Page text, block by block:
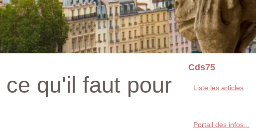
qu'il faut pour
Cds75
Liste les articles
Portail des infos...